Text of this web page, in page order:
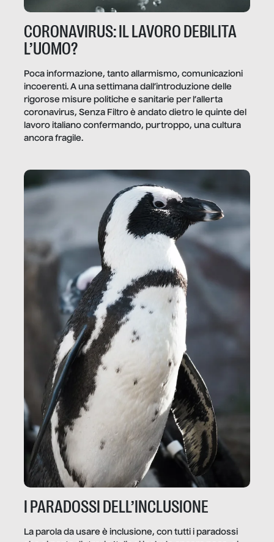
CORONAVIRUS: IL LAVORO DEBILITA
L’UOMO?
Poca informazione, tanto allarmismo, comunicazioni
incoerenti. A una settimana dall’introduzione delle
rigorose misure politiche e sanitarie per l’allerta
coronavirus, Senza Filtro è andato dietro le quinte del
lavoro italiano confermando, purtroppo, una cultura
ancora fragile.
I PARADOSSI DELL’INCLUSIONE
La parola da usare è inclusione, con tutti i paradossi